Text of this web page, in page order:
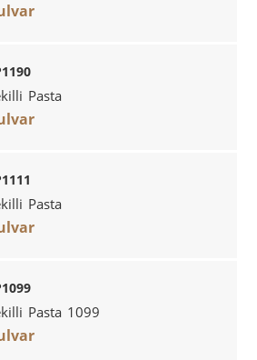
Pasta
Pasta
Pasta 1099